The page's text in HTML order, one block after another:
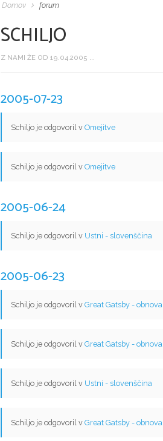
Domov forum
SCHILJO
Z NAMI ŽE OD 19.04.2005 ...
2005-07-23
Schiljo je odgovoril v Omejitve
Schiljo je odgovoril v Omejitve
2005-06-24
Schiljo je odgovoril v Ustni - slovenščina
2005-06-23
Schiljo je odgovoril v Great Gatsby - obnova
Schiljo je odgovoril v Great Gatsby - obnova
Schiljo je odgovoril v Ustni - slovenščina
Schiljo je odgovoril v Great Gatsby - obnova